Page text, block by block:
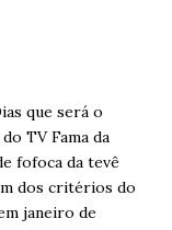
que será o
TV Fama da
fofoca da tevê
dos critérios do
janeiro de